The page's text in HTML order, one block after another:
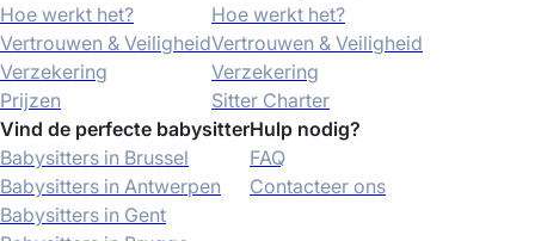
Hoe werkt het?
Vertrouwen & Veiligheid
Verzekering
Prijzen
Hoe werkt het?
Vertrouwen & Veiligheid
Verzekering
Sitter Charter
Vind de perfecte babysitter
Babysitters in Brussel
Babysitters in Antwerpen
Babysitters in Gent
Hulp nodig?
FAQ
Contacteer ons